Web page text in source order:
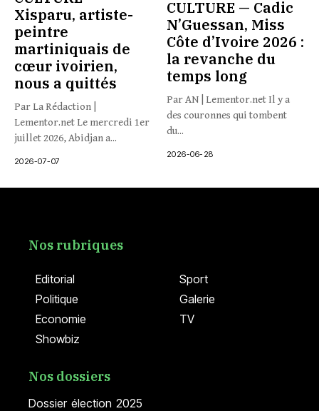
Xisparu, artiste-
peintre
martiniquais de
cœur ivoirien,
nous a quittés
Par La Rédaction |
Lementor.net Le mercredi 1er
juillet 2026, Abidjan a...
2026-07-07
CULTURE — Cadic
N’Guessan, Miss
Côte d’Ivoire 2026 :
la revanche du
temps long
Par AN | Lementor.net Il y a
des couronnes qui tombent
du...
2026-06-28
Editorial
Politique
Economie
Showbiz
Sport
Galerie
TV
Nos rubriques
Dossier élection 2025
Nos dossiers